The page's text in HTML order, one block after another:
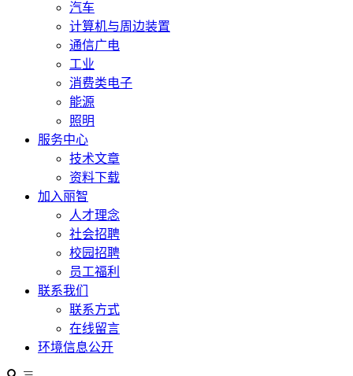
汽车
计算机与周边装置
通信广电
工业
消费类电子
能源
照明
服务中心
技术文章
资料下载
加入丽智
人才理念
社会招聘
校园招聘
员工福利
联系我们
联系方式
在线留言
环境信息公开